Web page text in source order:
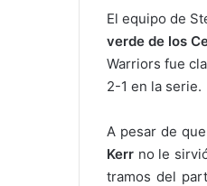
El equipo de
verde de los
Warriors fue
2-1 en la serie.
A pesar de
Kerr no le
tramos del